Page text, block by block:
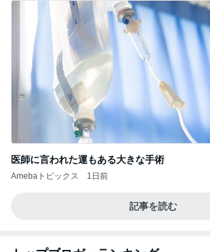
医師に言われた運もある大きな手術
Amebaトピックス 1日前
記事を読む